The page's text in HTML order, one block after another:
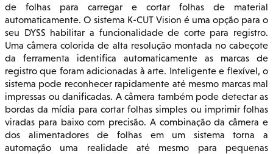
de folhas para carregar e cortar folhas de material
automaticamente. O sistema K-CUT Vision é uma opção para o
seu DYSS habilitar a funcionalidade de corte para registro.
Uma câmera colorida de alta resolução montada no cabeçote
da ferramenta identifica automaticamente as marcas de
registro que foram adicionadas à arte. Inteligente e flexível, o
sistema pode reconhecer rapidamente até mesmo marcas mal
impressas ou danificadas. A câmera também pode detectar as
bordas da mídia para cortar folhas simples ou imprimir folhas
viradas para baixo com precisão. A combinação da câmera e
dos alimentadores de folhas em um sistema torna a
automação uma realidade até mesmo para pequenas